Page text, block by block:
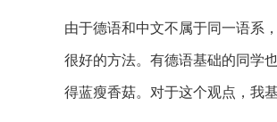
由于德语和中文不属于同一语系
很好的方法。有德语基础的同学
得蓝瘦香菇。对于这个观点，我